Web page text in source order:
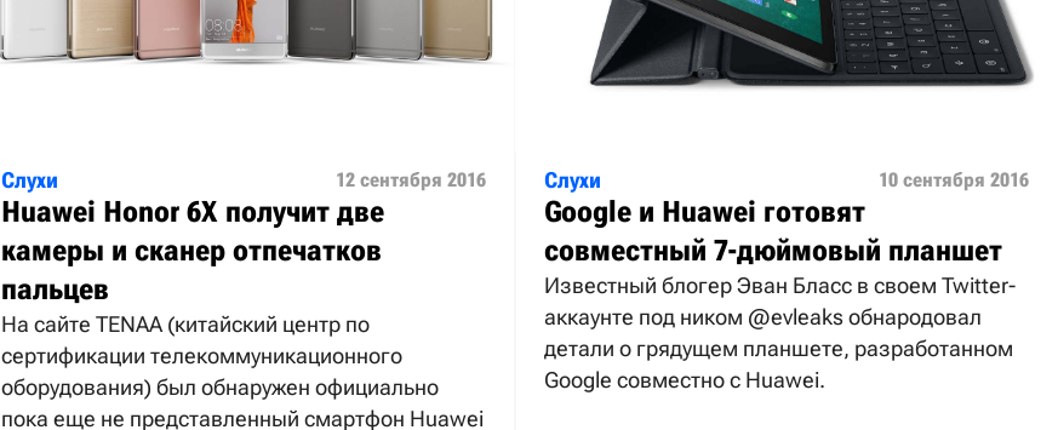
Слухи 12 сентября 2016
Huawei Honor 6X получит две
камеры и сканер отпечатков
пальцев
На сайте TENAA (китайский центр по
сертификации телекоммуникационного
оборудования) был обнаружен официально
пока еще не представленный смартфон Huawei
Слухи 10 сентября 2016
Google и Huawei готовят
совместный 7-дюймовый планшет
Известный блогер Эван Бласс в своем Twitter-
аккаунте под ником @evleaks обнародовал
детали о грядущем планшете, разработанном
Google совместно с Huawei.